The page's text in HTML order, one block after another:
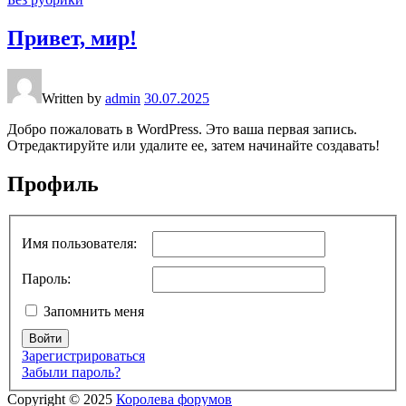
Привет, мир!
Written by admin 30.07.2025
Добро пожаловать в WordPress. Это ваша первая запись.
Отредактируйте или удалите ее, затем начинайте создавать!
Профиль
Имя пользователя:
Пароль:
Запомнить меня
Войти
Зарегистрироваться
Забыли пароль?
Copyright © 2025 Королева форумов